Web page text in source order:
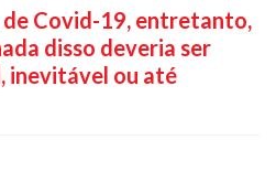
de Covid-19, entretanto,
disso deveria ser
inevitável ou até